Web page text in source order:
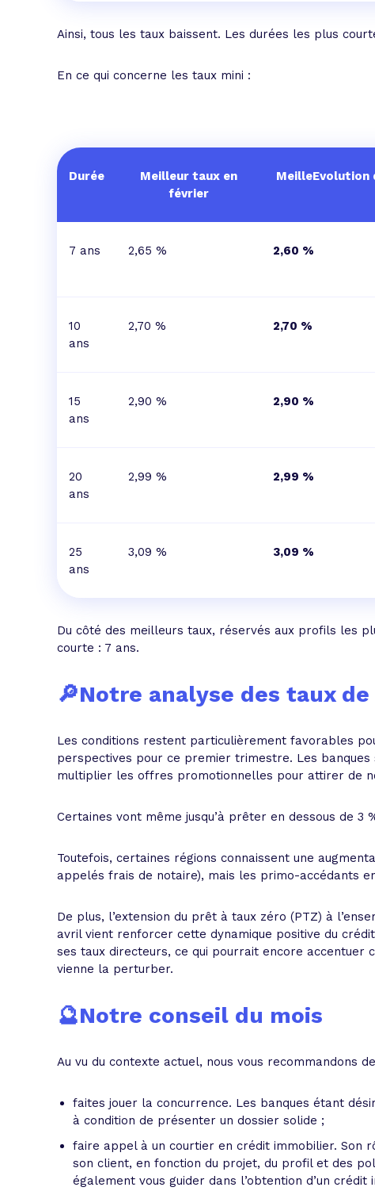
Ainsi, tous les taux baissent. Les durées les plus
En ce qui concerne les taux mini :
Durée
Meilleur taux en
février
MeilleEvolution
7 ans 2,65 % 2,60 %
10
ans
2,70 % 2,70 %
15
ans
2,90 % 2,90 %
20
ans
2,99 % 2,99 %
25
ans
3,09 % 3,09 %
Du côté des meilleurs taux, réservés aux profils les
courte : 7 ans.
🔎Notre analyse des taux
Les conditions restent particulièrement favorables
perspectives pour ce premier trimestre. Les
multiplier les offres promotionnelles pour attirer de
Certaines vont même jusqu’à prêter en dessous de 3
Toutefois, certaines régions connaissent une
appelés frais de notaire), mais les primo-accédants
De plus, l’extension du prêt à taux zéro (PTZ) à
avril vient renforcer cette dynamique positive du
ses taux directeurs, ce qui pourrait encore accentuer
vienne la perturber.
🔮Notre conseil du mois
Au vu du contexte actuel, nous vous recommandons
faites jouer la concurrence. Les banques étant
à condition de présenter un dossier solide ;
faire appel à un courtier en crédit immobilier. Son
son client, en fonction du projet, du profil et des
également vous guider dans l’obtention d’un